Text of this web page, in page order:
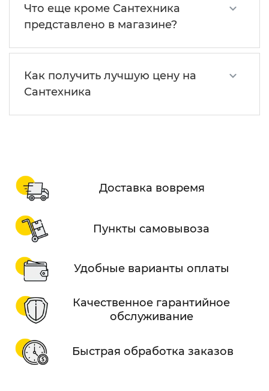
Что еще кроме Сантехника
представлено в магазине?
Как получить лучшую цену на
Сантехника
Доставка вовремя
Пункты самовывоза
Удобные варианты оплаты
Качественное гарантийное
обслуживание
Быстрая обработка заказов